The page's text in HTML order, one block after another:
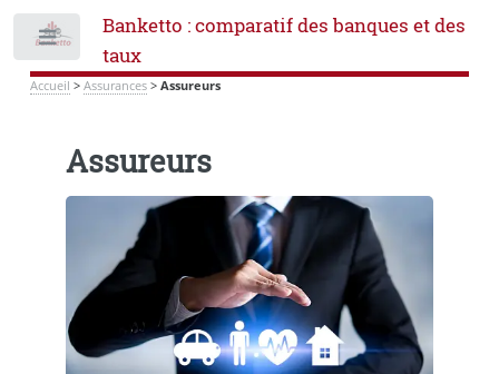
Banketto : comparatif des banques et des
taux
Accueil > Assurances> Assureurs
Assureurs